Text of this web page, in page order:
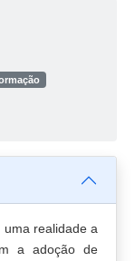
realidade a
a adoção de